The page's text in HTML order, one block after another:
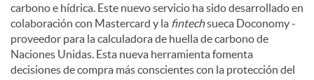
carbono e hídrica. Este nuevo servicio ha sido desarrollado en
colaboración con Mastercard y la fintechsueca Doconomy -
proveedor para la calculadora de huella de carbono de
Naciones Unidas. Esta nueva herramienta fomenta
decisiones de compra más conscientes con la protección del